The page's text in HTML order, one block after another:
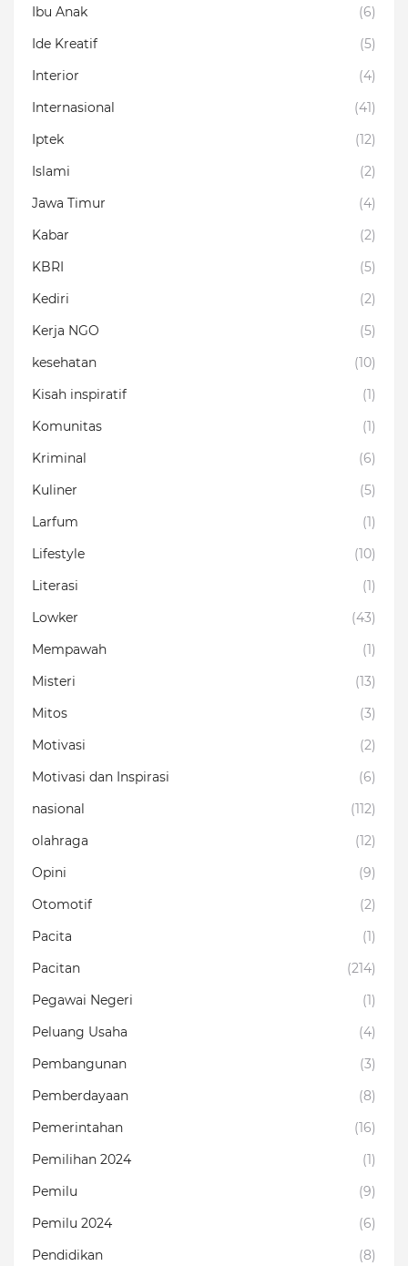
Ibu Anak
(6)
Ide Kreatif
(5)
Interior
(4)
Internasional
(41)
Iptek
(12)
Islami
(2)
Jawa Timur
(4)
Kabar
(2)
KBRI
(5)
Kediri
(2)
Kerja NGO
(5)
kesehatan
(10)
Kisah inspiratif
(1)
Komunitas
(1)
Kriminal
(6)
Kuliner
(5)
Larfum
(1)
Lifestyle
(10)
Literasi
(1)
Lowker
(43)
Mempawah
(1)
Misteri
(13)
Mitos
(3)
Motivasi
(2)
Motivasi dan Inspirasi
(6)
nasional
(112)
olahraga
(12)
Opini
(9)
Otomotif
(2)
Pacita
(1)
Pacitan
(214)
Pegawai Negeri
(1)
Peluang Usaha
(4)
Pembangunan
(3)
Pemberdayaan
(8)
Pemerintahan
(16)
Pemilihan 2024
(1)
Pemilu
(9)
Pemilu 2024
(6)
Pendidikan
(8)